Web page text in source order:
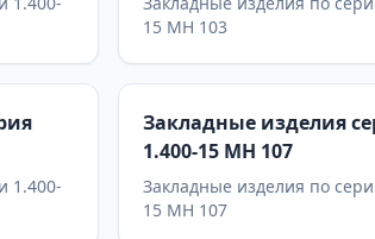
15 МН 103
1.400-
Закладные изделия
1.400-15 МН 107
Закладные изделия по
15 МН 107